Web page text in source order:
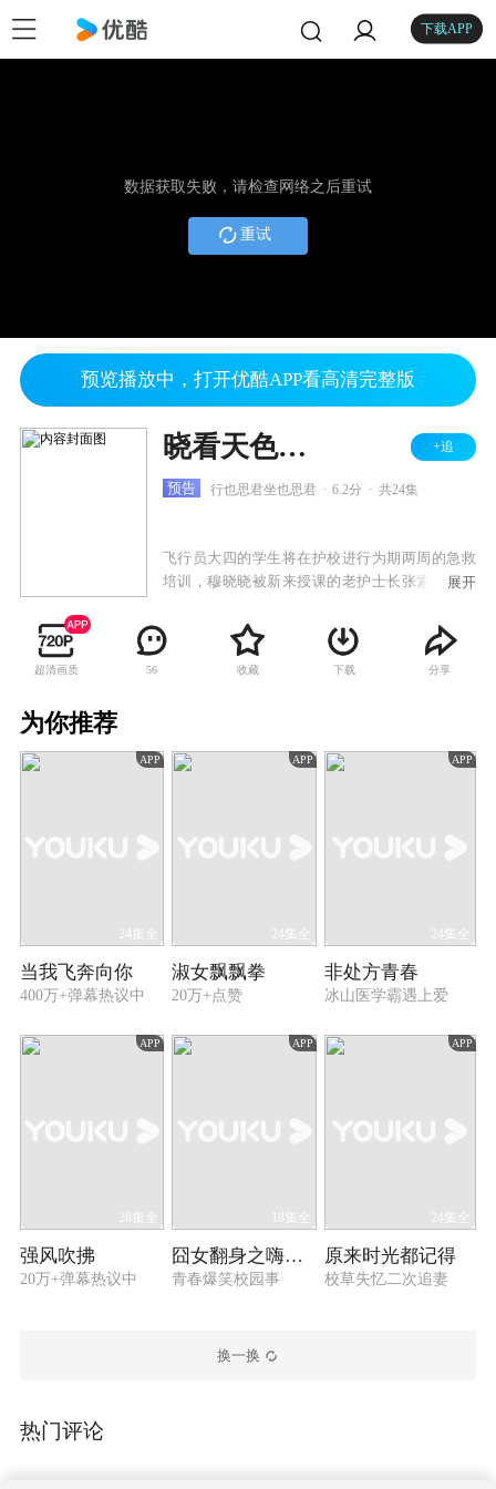
下载APP
数据获取失败，请检查网络之后重试
重试
预览播放中，打开优酷APP看高清完整版
晓看天色暮看云 +追
预告 行也思君坐也思君 6.2分 共24集
飞行员大四的学生将在护校进行为期两周的急救
培训，穆晓晓被新来授课的老护士长张素锦叫上
追到蒋云天。学校为他们准备了假面舞会。舞会
上，穆晓晓以为蒋云天一定帅气出场，她特意装
扮一番，与一些假面骑士、行刑官混在一起，却
莱克讲起自己的童年，青梅竹马的女孩送他的折
展开
超清画质 56 收藏 下载 分享
为你推荐
APP
24集全
当我飞奔向你
400万+弹幕热议中
APP
24集全
淑女飘飘拳
20万+点赞
APP
24集全
非处方青春
冰山医学霸遇上爱
APP
28集全
强风吹拂
20万+弹幕热议中
APP
18集全
囧女翻身之嗨如花 第一季
青春爆笑校园事
APP
24集全
原来时光都记得
校草失忆二次追妻
换一换
热门评论